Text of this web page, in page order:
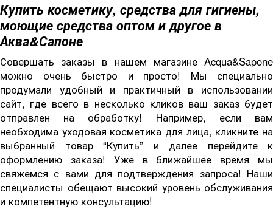
Купить косметику, средства для гигиены,
моющие средства оптом и другое в
Аква&Сапоне
Совершать заказы в нашем магазине Acqua&Sapone
можно очень быстро и просто! Мы специально
продумали удобный и практичный в использовании
сайт, где всего в несколько кликов ваш заказ будет
отправлен на обработку! Например, если вам
необходима уходовая косметика для лица, кликните на
выбранный товар “Купить” и далее перейдите к
оформлению заказа! Уже в ближайшее время мы
свяжемся с вами для подтверждения запроса! Наши
специалисты обещают высокий уровень обслуживания
и компетентную консультацию!